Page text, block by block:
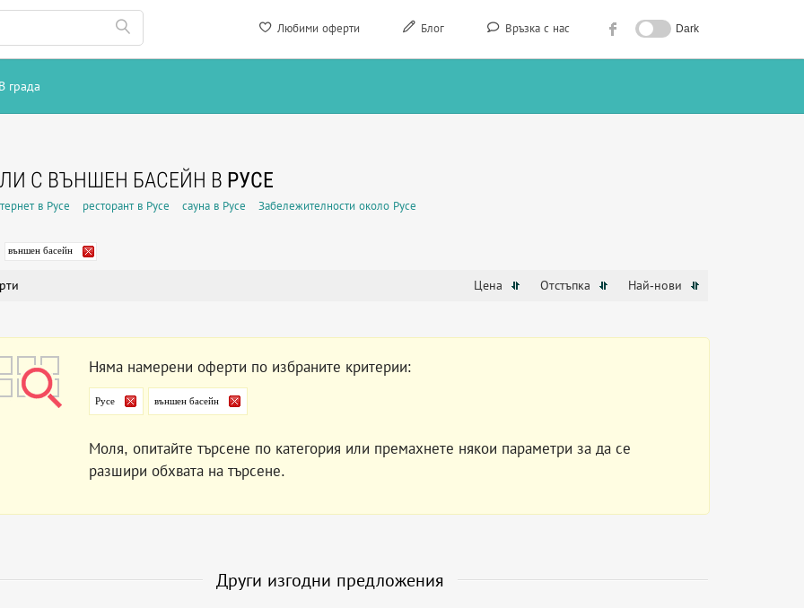
Любими оферти Блог Връзка с нас Dark
В града
С ВЪНШЕН БАСЕЙН В РУСЕ
в Русе ресторант в Русе сауна в Русе Забележителности около Русе
външен басейн
Цена Отстъпка Най-нови
Няма намерени оферти по избраните критерии:
Русе външен басейн
Моля, опитайте търсене по категория или премахнете някои параметри за да се
разшири обхвата на търсене.
Други изгодни предложения